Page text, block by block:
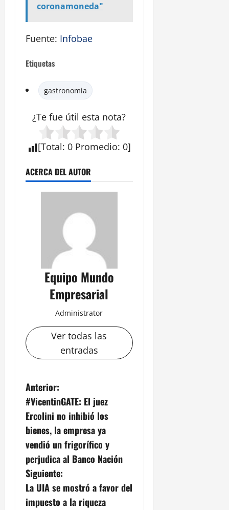
coronamoneda"
Fuente: Infobae
Etiquetas
gastronomia
¿Te fue útil esta nota?
[Total: 0 Promedio: 0]
ACERCA DEL AUTOR
Equipo Mundo
Empresarial
Administrator
Ver todas las
entradas
N
a
v
e
g
a
Anterior:
#VicentinGATE: El juez
Ercolini no inhibió los
bienes, la empresa ya
vendió un frigorífico y
perjudica al Banco Nación
Siguiente:
La UIA se mostró a favor del
impuesto a la riqueza